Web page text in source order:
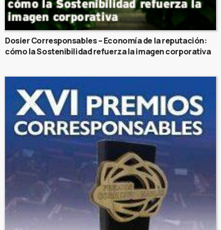
Dosier Corresponsables – Economía de la reputación:
cómo la Sostenibilidad refuerza la imagen corporativa